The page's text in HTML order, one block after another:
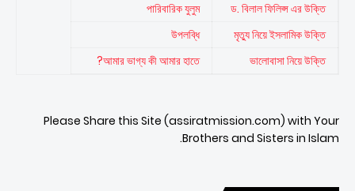
ড. বিলাল ফিলিপ্স এর উক্তি
পারিবারিক যুলুম
মৃত্যু নিয়ে ইসলামিক উক্তি
উপলব্ধি
ভালোবাসা নিয়ে উক্তি
আমার ভাগ্য কী আমার হাতে?
Please Share this Site (assiratmission.com) with Your
Brothers and Sisters in Islam.